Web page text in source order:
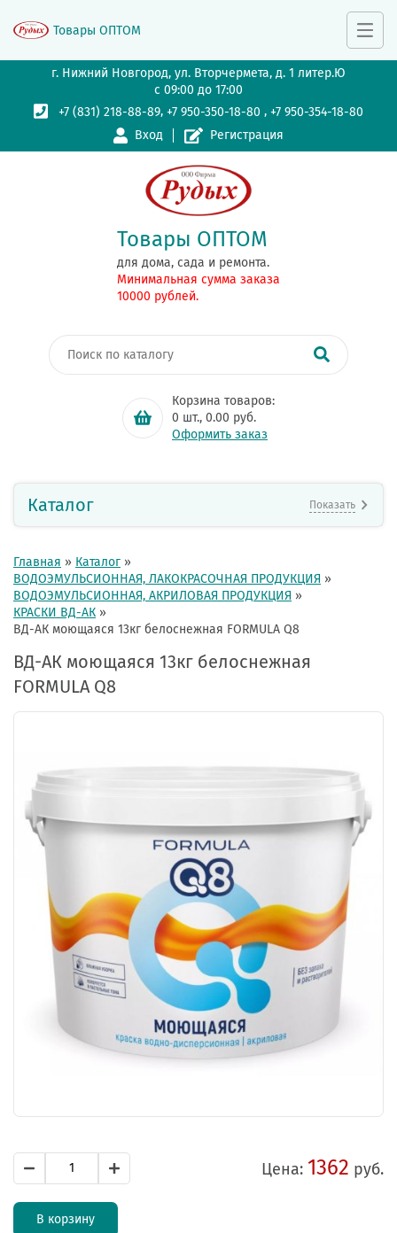
г. Нижний Новгород, ул. Вторчермета, д. 1 литер.Ю
с 09:00 до 17:00
+7 (831) 218-88-89,+7 950-350-18-80 ,+7 950-354-18-80
Вход
Регистрация
Товары ОПТОМ
для дома, сада и ремонта.
Минимальная сумма заказа
10000 рублей.
Корзина товаров:
0 шт., 0.00 руб.
Оформить заказ
Товары ОПТОМ
Каталог Показать
Главная » Каталог »
ВОДОЭМУЛЬСИОННАЯ, ЛАКОКРАСОЧНАЯ ПРОДУКЦИЯ »
ВОДОЭМУЛЬСИОННАЯ, АКРИЛОВАЯ ПРОДУКЦИЯ »
КРАСКИ ВД-АК »
ВД-АК моющаяся 13кг белоснежная FORMULA Q8
ВД-АК моющаяся 13кг белоснежная
FORMULA Q8
Цена: 1362 руб.
В корзину